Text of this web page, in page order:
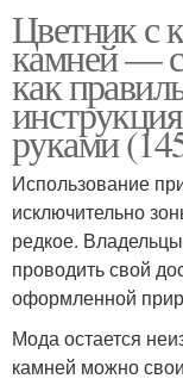
Цветник с
камней —
как
руками
Использование
исключительно
редкое.
проводить свой
оформленной
Мода остается
камней можно